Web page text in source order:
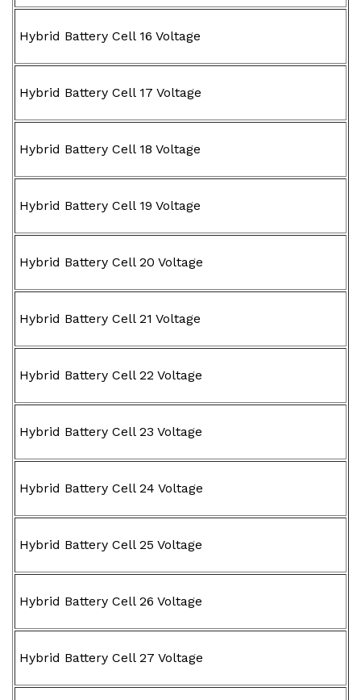
Hybrid Battery Cell 16 Voltage
Hybrid Battery Cell 17 Voltage
Hybrid Battery Cell 18 Voltage
Hybrid Battery Cell 19 Voltage
Hybrid Battery Cell 20 Voltage
Hybrid Battery Cell 21 Voltage
Hybrid Battery Cell 22 Voltage
Hybrid Battery Cell 23 Voltage
Hybrid Battery Cell 24 Voltage
Hybrid Battery Cell 25 Voltage
Hybrid Battery Cell 26 Voltage
Hybrid Battery Cell 27 Voltage